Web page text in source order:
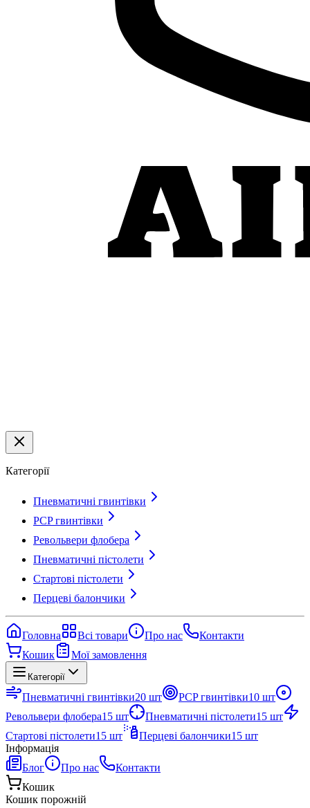
Категорії
Пневматичні гвинтівки
PCP гвинтівки
Револьвери флобера
Пневматичні пістолети
Стартові пістолети
Перцеві балончики
Головна Всі товари Про нас
Контакти
Кошик
Мої замовлення
Категорії
Пневматичні гвинтівки20 шт PCP гвинтівки10 шт
Револьвери флобера15 шт Пневматичні пістолети15 шт
Стартові пістолети15 шт Перцеві балончики15 шт
Інформація
Блог
Про нас
Контакти
Кошик
Кошик порожній